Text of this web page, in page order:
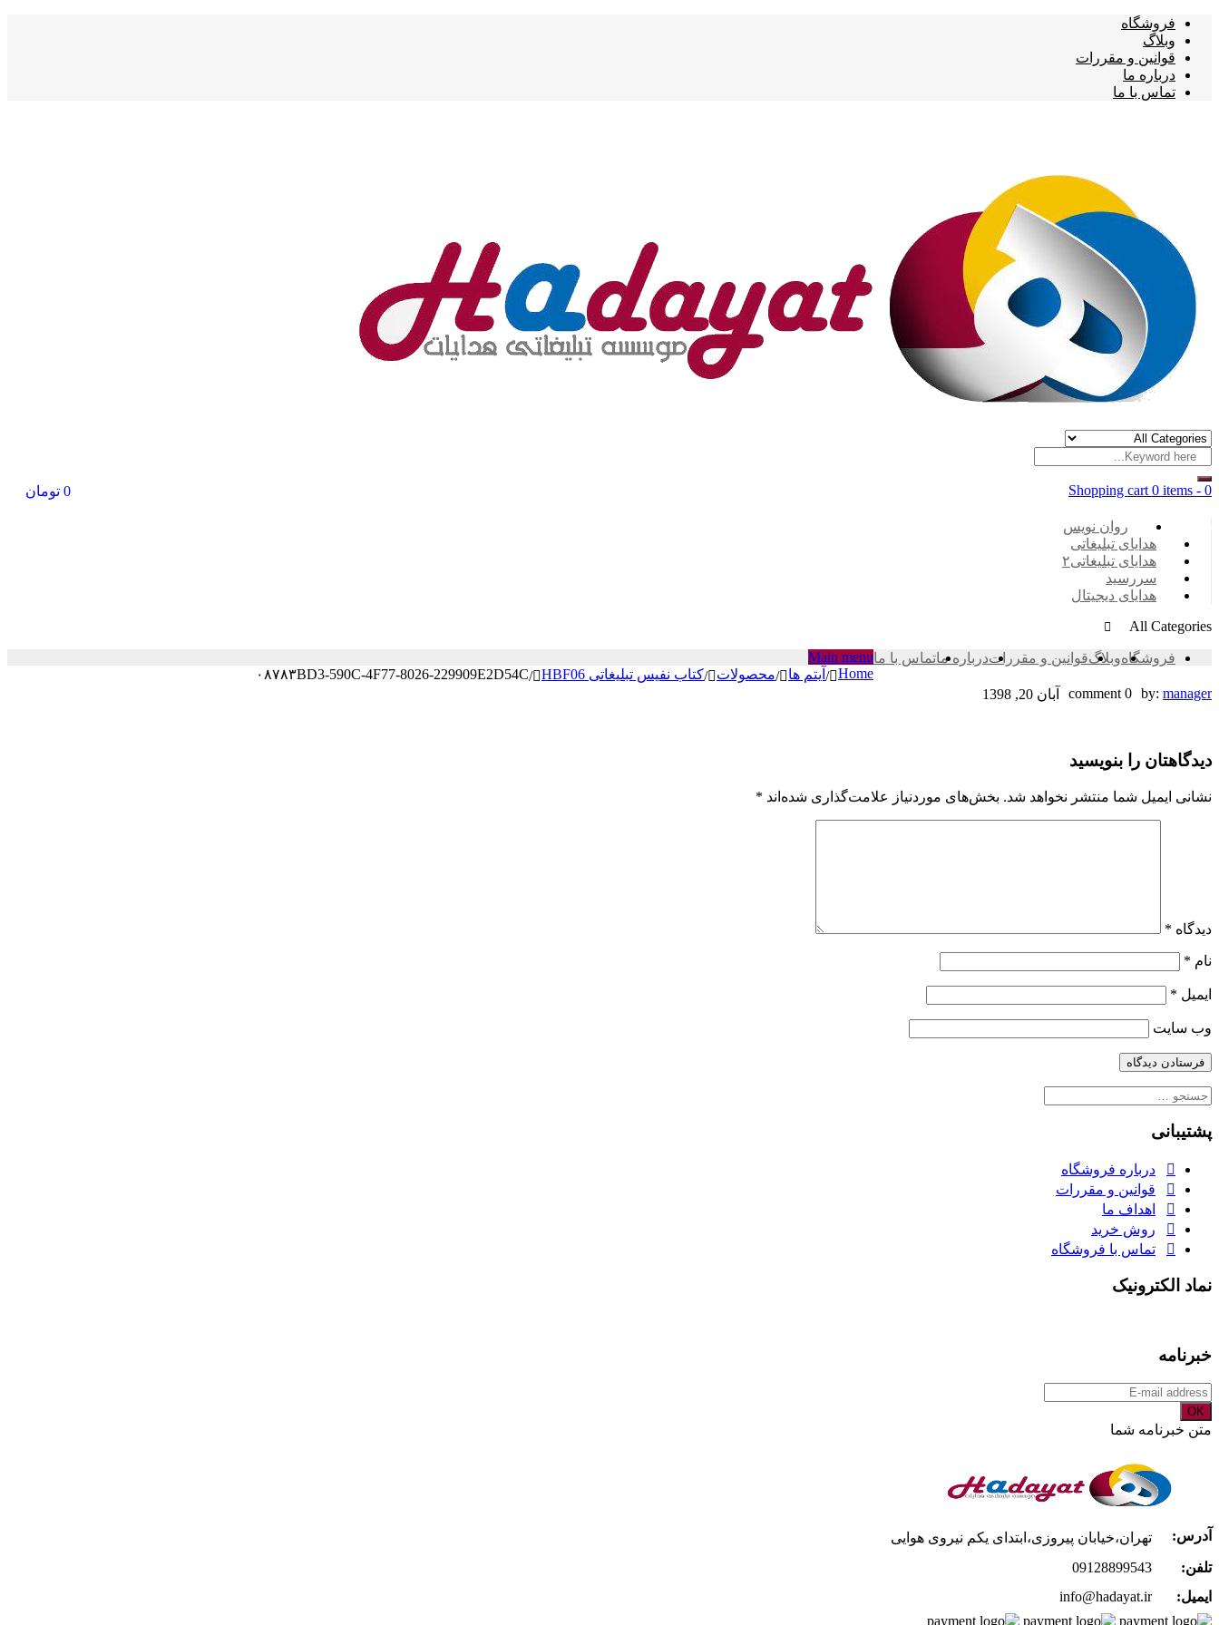
فروشگاه
وبلاگ
قوانین و مقررات
درباره ما
تماس با ما
Shopping cart 0 items -
0 تومان 0
Categories
روان نویس
هدایای تبلیغاتی
هدایای تبلیغاتی۲
سررسید
هدایای دیجیتال
All Categories
فروشگاهوبلاگقوانین و مقرراتدرباره ماتماس با ماMain menu
Home
/ آیتم ها /محصولات /کتاب نفیس تبلیغاتی HBF06 /۰۸۷۸۳BD3-590C-4F77-8026-229909E2D54C
۰۸۷۸۳BD3-
4F77-
8026-
by: manager
0 comment آبان 20, 1398
دیدگاهتان را بنویسید
نشانی ایمیل شما منتشر نخواهد شد. بخش‌های موردنیاز علامت‌گذاری شده‌اند *
دیدگاه *
نام *
ایمیل *
وب‌ سایت
جستجو
پشتیبانی
درباره فروشگاه
قوانین و مقررات
اهداف ما
روش خرید
تماس با فروشگاه
نماد الکترونیک
خبرنامه
OK
متن خبرنامه شما
آدرس:
تهران،خیابان پیروزی،ابتدای یکم نیروی هوایی
تلفن:
09128899543
ایمیل:
info@hadayat.ir